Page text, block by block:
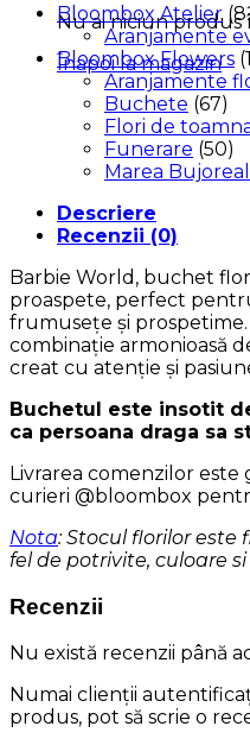
Nu ai niciun produs
Înapoi la magazin
Bloombox Atelier
Aranjamente
Bloombox Flowers
Aranjamente
Buchete (67)
Flori de
Funerare (50)
Marea
Descriere
Recenzii (0)
Barbie World, buchet
proaspete, perfect
frumusețe și
combinație armonioasă
creat cu atenție și
Buchetul este insotit
ca persoana draga sa
Livrarea comenzilor
curieri @bloombox
Nota: Stocul florilor este
fel de potrivite, culoare
Recenzii
Nu există recenzii până
Numai clienții
produs, pot să scrie o